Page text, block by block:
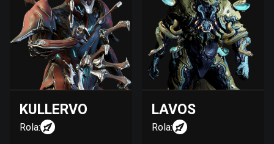
KULLERVO
Rola:
LAVOS
Rola: